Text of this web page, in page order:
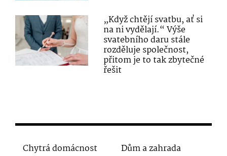
„Když chtějí svatbu, ať si
na ni vydělají.“ Výše
svatebního daru stále
rozděluje společnost,
přitom je to tak zbytečné
řešit
Chytrá domácnost
Dům a zahrada